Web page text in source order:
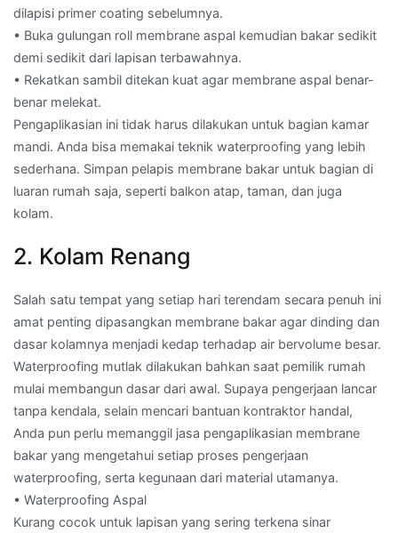
dilapisi primer coating sebelumnya.
• Buka gulungan roll membrane aspal kemudian bakar sedikit
demi sedikit dari lapisan terbawahnya.
• Rekatkan sambil ditekan kuat agar membrane aspal benar-
benar melekat.
Pengaplikasian ini tidak harus dilakukan untuk bagian kamar
mandi. Anda bisa memakai teknik waterproofing yang lebih
sederhana. Simpan pelapis membrane bakar untuk bagian di
luaran rumah saja, seperti balkon atap, taman, dan juga
kolam.
2. Kolam Renang
Salah satu tempat yang setiap hari terendam secara penuh ini
amat penting dipasangkan membrane bakar agar dinding dan
dasar kolamnya menjadi kedap terhadap air bervolume besar.
Waterproofing mutlak dilakukan bahkan saat pemilik rumah
mulai membangun dasar dari awal. Supaya pengerjaan lancar
tanpa kendala, selain mencari bantuan kontraktor handal,
Anda pun perlu memanggil jasa pengaplikasian membrane
bakar yang mengetahui setiap proses pengerjaan
waterproofing, serta kegunaan dari material utamanya.
• Waterproofing Aspal
Kurang cocok untuk lapisan yang sering terkena sinar